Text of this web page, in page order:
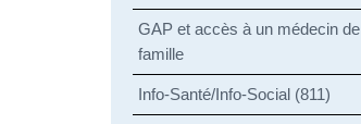
GAP et accès à un médecin de
famille
Info-Santé/Info-Social (811)